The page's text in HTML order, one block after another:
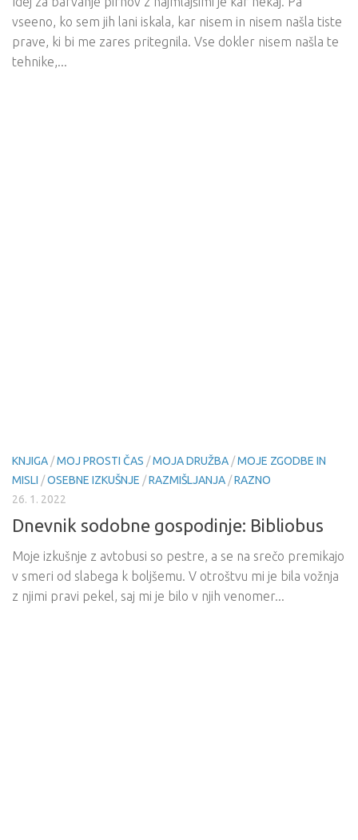
vseeno, ko sem jih lani iskala, kar nisem in nisem našla tiste
prave, ki bi me zares pritegnila. Vse dokler nisem našla te
tehnike,...
KNJIGA /MOJ PROSTI ČAS /MOJA DRUŽBA /MOJE ZGODBE IN
MISLI /OSEBNE IZKUŠNJE /RAZMIŠLJANJA /RAZNO
26. 1. 2022
Dnevnik sodobne gospodinje: Bibliobus
Moje izkušnje z avtobusi so pestre, a se na srečo premikajo
v smeri od slabega k boljšemu. V otroštvu mi je bila vožnja
z njimi pravi pekel, saj mi je bilo v njih venomer...